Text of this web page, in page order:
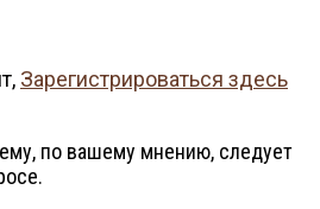
Зарегистрироваться здесь
по вашему мнению, следует